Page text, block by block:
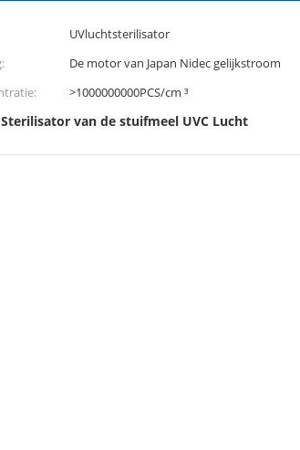
UVluchtsterilisator
De motor van Japan Nidec gelijkstroom
>1000000000PCS/cm ³
Sterilisator van de stuifmeel UVC Lucht